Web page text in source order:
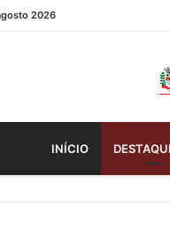
2026
INÍCIO